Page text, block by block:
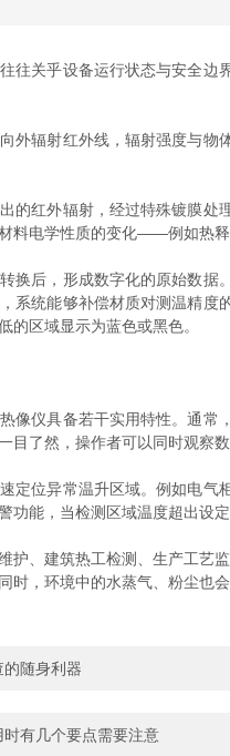
关乎设备运行状态与安全边
辐射红外线，辐射强度与物
红外辐射，经过特殊镀膜处
料电学性质的变化——例如热
后，形成数字化的原始数据
系统能够补偿材质对测温精
的区域显示为蓝色或黑色。
仪具备若干实用特性。通常
目了然，操作者可以同时观察
位异常温升区域。例如电气
功能，当检测区域温度超出设
、建筑热工检测、生产工艺
时，环境中的水蒸气、粉尘也
随身利器
有几个要点需要注意